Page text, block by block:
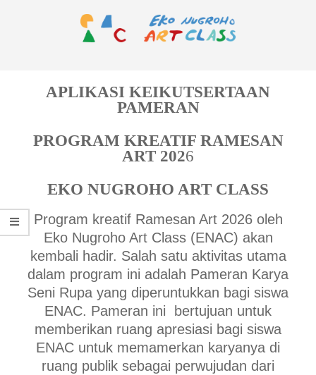
NUGROHO
ART
CLASS
APLIKASI KEIKUTSERTAAN
PAMERAN
PROGRAM KREATIF RAMESAN
ART 2026
EKO NUGROHO ART CLASS
Program kreatif Ramesan Art 2026 oleh
Eko Nugroho Art Class (ENAC) akan
kembali hadir. Salah satu aktivitas utama
dalam program ini adalah Pameran Karya
Seni Rupa yang diperuntukkan bagi siswa
ENAC. Pameran ini bertujuan untuk
memberikan ruang apresiasi bagi siswa
ENAC untuk memamerkan karyanya di
ruang publik sebagai perwujudan dari